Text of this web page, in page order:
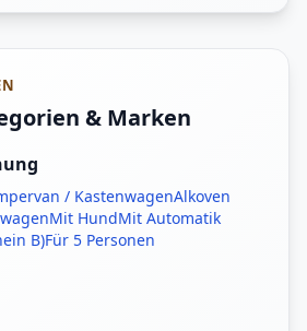
& Marken
/ KastenwagenAlkoven
Mit HundMit Automatik
B)Für 5 Personen